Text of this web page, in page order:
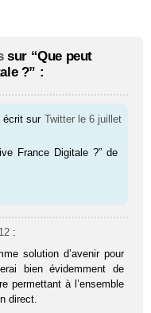
sur “Que peut
?” :
écrit sur Twitter le 6 juillet
France Digitale ?” de
:
solution d’avenir pour
bien évidemment de
permettant à l’ensemble
direct.